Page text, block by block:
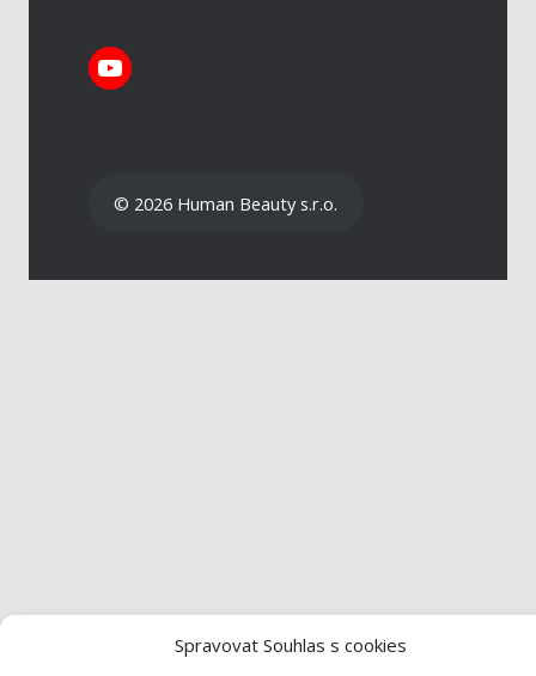
Spravovat Souhlas s cookies
YouTube
© 2026 Human Beauty s.r.o.